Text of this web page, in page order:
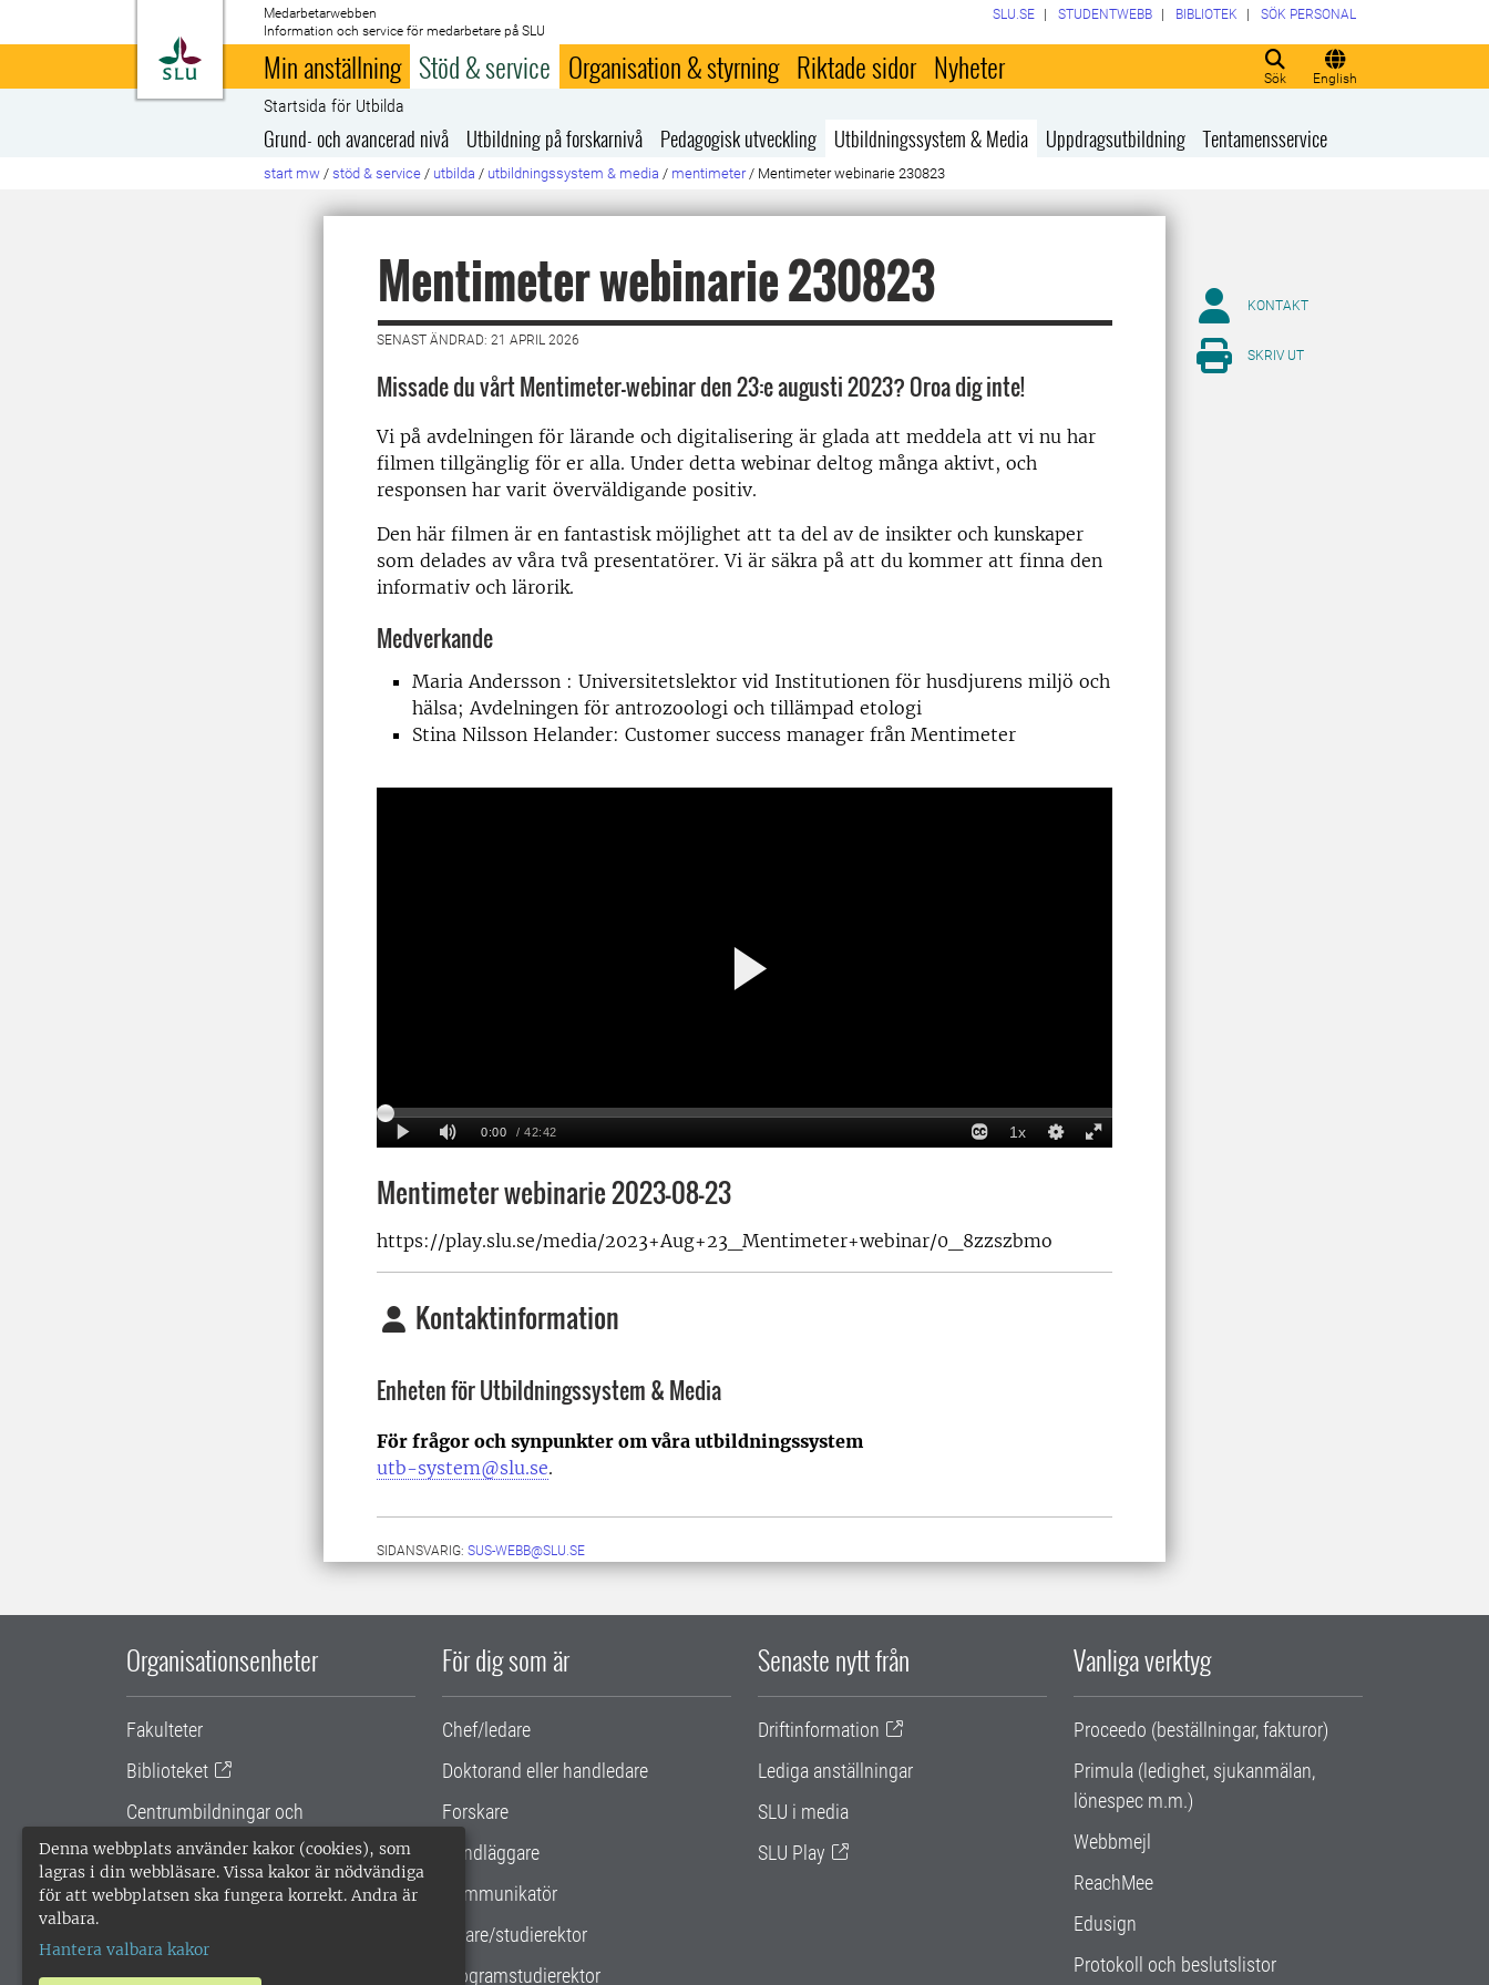
Denna webbplats använder kakor (cookies), som
lagras i din webbläsare. Vissa kakor är nödvändiga
för att webbplatsen ska fungera korrekt. Andra är
valbara.
Hantera valbara kakor
Till startsida
Medarbetarwebben
Information och service för medarbetare på SLU
Sök English
SLU.SE STUDENTWEBB BIBLIOTEK SÖK PERSONAL
Min anställning Stöd & service Organisation & styrning Riktade sidor Nyheter
Startsida för Utbilda
Grund- och avancerad nivå Utbildning på forskarnivå Pedagogisk utveckling Utbildningssystem & Media Uppdragsutbildning Tentamensservice
start mw / stöd & service / utbilda / utbildningssystem & media / mentimeter / Mentimeter webinarie 230823
Mentimeter webinarie 230823
SENAST ÄNDRAD: 21 APRIL 2026
Missade du vårt Mentimeter-webinar den 23:e augusti 2023? Oroa dig inte!
Vi på avdelningen för lärande och digitalisering är glada att meddela att vi nu har
filmen tillgänglig för er alla. Under detta webinar deltog många aktivt, och
responsen har varit överväldigande positiv.
Den här filmen är en fantastisk möjlighet att ta del av de insikter och kunskaper
som delades av våra två presentatörer. Vi är säkra på att du kommer att finna den
informativ och lärorik.
Medverkande
Maria Andersson : Universitetslektor vid Institutionen för husdjurens miljö och
hälsa; Avdelningen för antrozoologi och tillämpad etologi
Stina Nilsson Helander: Customer success manager från Mentimeter
Mentimeter webinarie 2023-08-23
https://play.slu.se/media/2023+Aug+23_Mentimeter+webinar/0_8zzszbmo
Kontaktinformation
Enheten för Utbildningssystem & Media
För frågor och synpunkter om våra utbildningssystem
utb-system@slu.se.
SIDANSVARIG: SUS-WEBB@SLU.SE
KONTAKT
SKRIV UT
Organisationsenheter
Fakulteter
Biblioteket
Centrumbildningar och
samarbetsprojekt
Gemensamma verksamhetsstödet
För dig som är
Chef/ledare
Doktorand eller handledare
Forskare
Handläggare
Kommunikatör
Lärare/studierektor
Programstudierektor
Senaste nytt från
Driftinformation
Lediga anställningar
SLU i media
SLU Play
Vanliga verktyg
Proceedo (beställningar, fakturor)
Primula (ledighet, sjukanmälan,
lönespec m.m.)
Webbmejl
ReachMee
Edusign
Protokoll och beslutslistor